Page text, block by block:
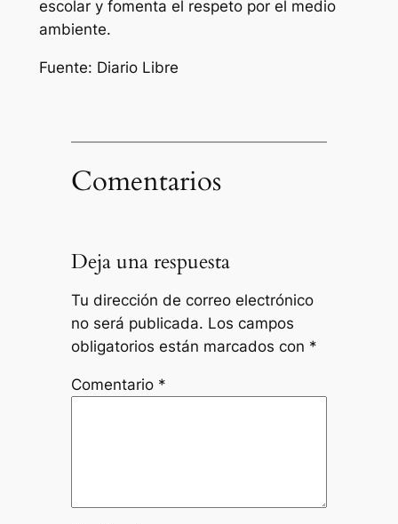
escolar y fomenta el respeto por el medio
ambiente.
Fuente: Diario Libre
Comentarios
Deja una respuesta
Tu dirección de correo electrónico
no será publicada. Los campos
obligatorios están marcados con *
Comentario *